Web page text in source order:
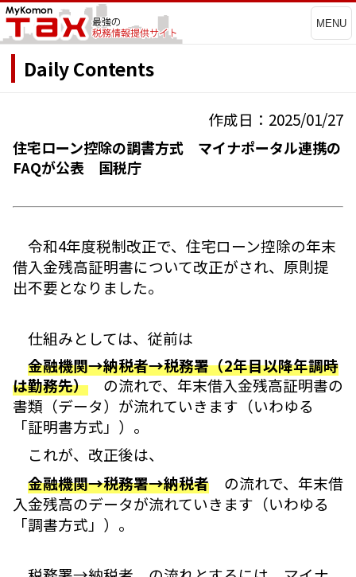
MENU
Daily Contents
作成日：2025/01/27
住宅ローン控除の調書方式 マイナポータル連携の
FAQが公表 国税庁
令和4年度税制改正で、住宅ローン控除の年末
借入金残高証明書について改正がされ、原則提
出不要となりました。
仕組みとしては、従前は
金融機関→納税者→税務署（2年目以降年調時
は勤務先） の流れで、年末借入金残高証明書の
書類（データ）が流れていきます（いわゆる
「証明書方式」）。
これが、改正後は、
金融機関→税務署→納税者の流れで、年末借
入金残高のデータが流れていきます（いわゆる
「調書方式」）。